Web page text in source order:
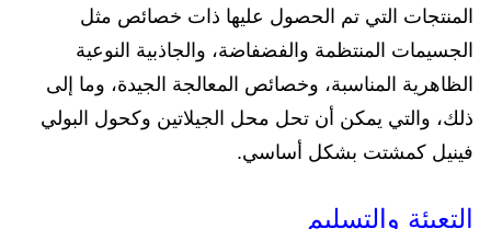
المنتجات التي تم الحصول عليها ذات خصائص مثل
الجسيمات المنتظمة والفضفاضة، والجاذبية النوعية
الظاهرية المناسبة، وخصائص المعالجة الجيدة، وما إلى
ذلك، والتي يمكن أن تحل محل الجيلاتين وكحول البولي
فينيل كمشتت بشكل أساسي.
التعبئة والتسليم